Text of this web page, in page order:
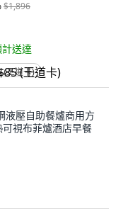
$1,896
送達
(王道卡)
液壓自助餐爐商用方
視布菲爐酒店早餐